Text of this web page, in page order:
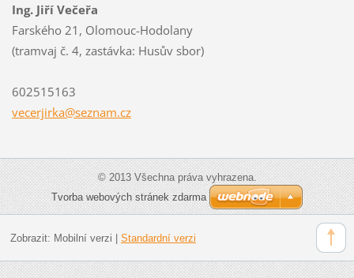
Ing. Jiří Večeřa
Farského 21, Olomouc-Hodolany
(tramvaj č. 4, zastávka: Husův sbor)
602515163
vecerjirka@seznam.cz
© 2013 Všechna práva vyhrazena.
Tvorba webových stránek zdarma
Zobrazit: Mobilní verzi Standardní verzi